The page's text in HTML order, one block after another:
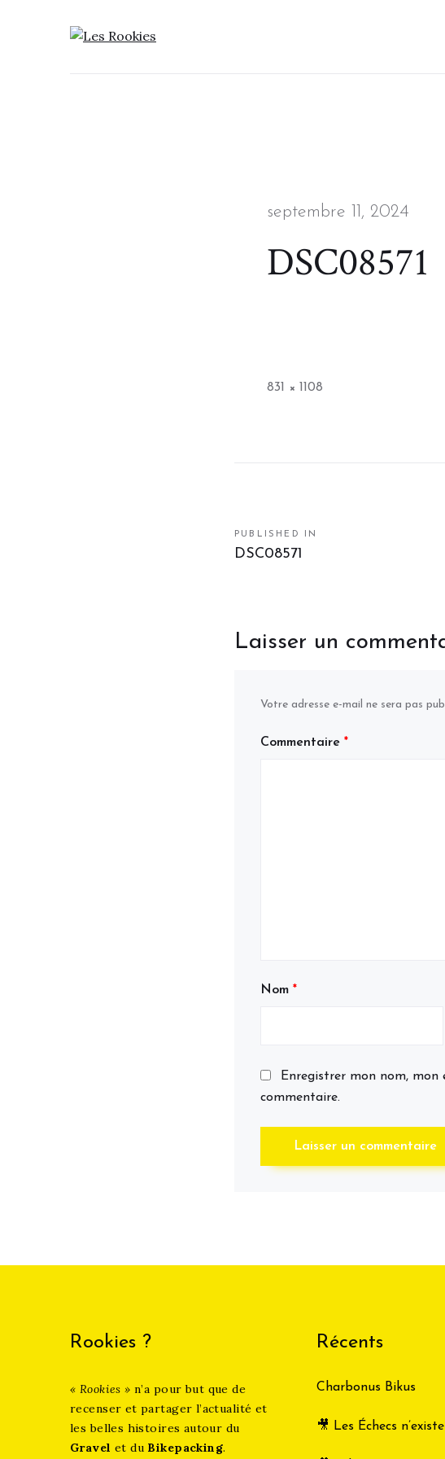
LES ROOKIES
Posted
septembre 11, 2024
DSC08571
Full
831 × 1108
Navigation
PUBLISHED IN
DSC08571
Laisser un
Votre adresse e-mail ne sera pas
Commentaire *
Nom *
Enregistrer mon nom,
commentaire.
Rookies ?
« Rookies »n’a pour but que de
recenser et partager l’actualité et
les belles histoires autour du
Gravel et du Bikepacking.
Récents
Charbonus Bikus
🎥 Les Échecs